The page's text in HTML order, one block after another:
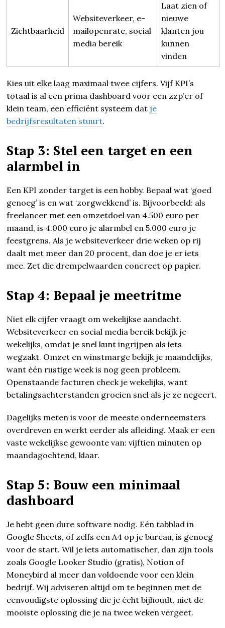
Zichtbaarheid
Websiteverkeer, e-
mailopenrate, social
media bereik
Laat zien of
nieuwe
klanten jou
kunnen
vinden
Kies uit elke laag maximaal twee cijfers. Vijf KPI’s
totaal is al een prima dashboard voor een zzp’er of
klein team, een efficiënt systeem dat je
bedrijfsresultaten stuurt.
Stap 3: Stel een target en een
alarmbel in
Een KPI zonder target is een hobby. Bepaal wat ‘goed
genoeg’ is en wat ‘zorgwekkend’ is. Bijvoorbeeld: als
freelancer met een omzetdoel van 4.500 euro per
maand, is 4.000 euro je alarmbel en 5.000 euro je
feestgrens. Als je websiteverkeer drie weken op rij
daalt met meer dan 20 procent, dan doe je er iets
mee. Zet die drempelwaarden concreet op papier.
Stap 4: Bepaal je meetritme
Niet elk cijfer vraagt om wekelijkse aandacht.
Websiteverkeer en social media bereik bekijk je
wekelijks, omdat je snel kunt ingrijpen als iets
wegzakt. Omzet en winstmarge bekijk je maandelijks,
want één rustige week is nog geen probleem.
Openstaande facturen check je wekelijks, want
betalingsachterstanden groeien snel als je ze negeert.
Dagelijks meten is voor de meeste onderneemsters
overdreven en werkt eerder als afleiding. Maak er een
vaste wekelijkse gewoonte van: vijftien minuten op
maandagochtend, klaar.
Stap 5: Bouw een minimaal
dashboard
Je hebt geen dure software nodig. Eén tabblad in
Google Sheets, of zelfs een A4 op je bureau, is genoeg
voor de start. Wil je iets automatischer, dan zijn tools
zoals Google Looker Studio (gratis), Notion of
Moneybird al meer dan voldoende voor een klein
bedrijf. Wij adviseren altijd om te beginnen met de
eenvoudigste oplossing die je écht bijhoudt, niet de
mooiste oplossing die je na twee weken vergeet.